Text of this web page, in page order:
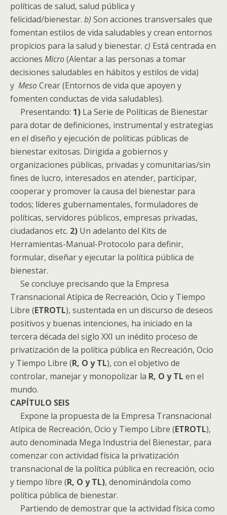
políticas de salud, salud pública y
felicidad/bienestar. b) Son acciones transversales que
fomentan estilos de vida saludables y crean entornos
propicios para la salud y bienestar. c) Está centrada en
acciones Micro(Alentar a las personas a tomar
decisiones saludables en hábitos y estilos de vida)
y MesoCrear (Entornos de vida que apoyen y
fomenten conductas de vida saludables).
Presentando: 1) La Serie de Políticas de Bienestar
para dotar de definiciones, instrumental y estrategias
en el diseño y ejecución de políticas públicas de
bienestar exitosas. Dirigida a gobiernos y
organizaciones públicas, privadas y comunitarias/sin
fines de lucro, interesados en atender, participar,
cooperar y promover la causa del bienestar para
todos; líderes gubernamentales, formuladores de
políticas, servidores públicos, empresas privadas,
ciudadanos etc. 2) Un adelanto del Kits de
Herramientas-Manual-Protocolo para definir,
formular, diseñar y ejecutar la política pública de
bienestar.
Se concluye precisando que la Empresa
Transnacional Atípica de Recreación, Ocio y Tiempo
Libre (ETROTL), sustentada en un discurso de deseos
positivos y buenas intenciones, ha iniciado en la
tercera década del siglo XXI un inédito proceso de
privatización de la política pública en Recreación, Ocio
y Tiempo Libre (R, O y TL), con el objetivo de
controlar, manejar y monopolizar la R, O y TL en el
mundo.
CAPÍTULO SEIS
Expone la propuesta de la Empresa Transnacional
Atípica de Recreación, Ocio y Tiempo Libre (ETROTL),
auto denominada Mega Industria del Bienestar, para
comenzar con actividad física la privatización
transnacional de la política pública en recreación, ocio
y tiempo libre (R, O y TL), denominándola como
política pública de bienestar.
Partiendo de demostrar que la actividad física como